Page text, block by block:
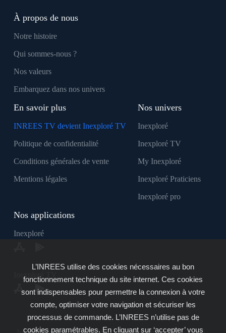
À propos de nous
Notre histoire
Qui sommes-nous ?
Nos valeurs
Embarquez dans nos univers
En savoir plus
INREES TV devient Inexploré TV
Politique de confidentialité
Conditions générales de vente
Mentions légales
Nos univers
Inexploré
Inexploré TV
My Inexploré
Inexploré Praticiens
Inexploré pro
Nos applications
Inexploré
Inexploré TV
L’INREES utilise des cookies nécessaires au bon
fonctionnement technique du site internet. Ces cookies
sont indispensables pour permettre la connexion à votre
compte, optimiser votre navigation et sécuriser les
processus de commande. L’INREES n’utilise pas de
cookies paramétrables. En cliquant sur ‘accepter’ vous